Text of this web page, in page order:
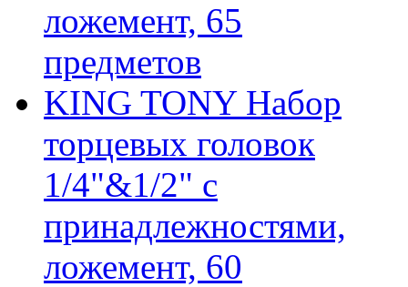
ложемент, 65
предметов
KING TONY Набор
торцевых головок
1/4"&1/2" с
принадлежностями,
ложемент, 60